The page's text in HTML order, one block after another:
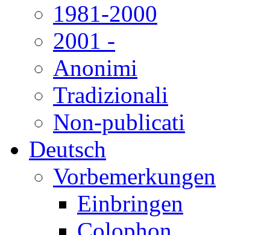
1981-2000
2001 -
Anonimi
Tradizionali
Non-publicati
Deutsch
Vorbemerkungen
Einbringen